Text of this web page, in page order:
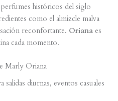
históricos del siglo
como el almizcle malva
reconfortante. Oriana es
cada momento.
Marly Oriana
salidas diurnas, eventos casuales